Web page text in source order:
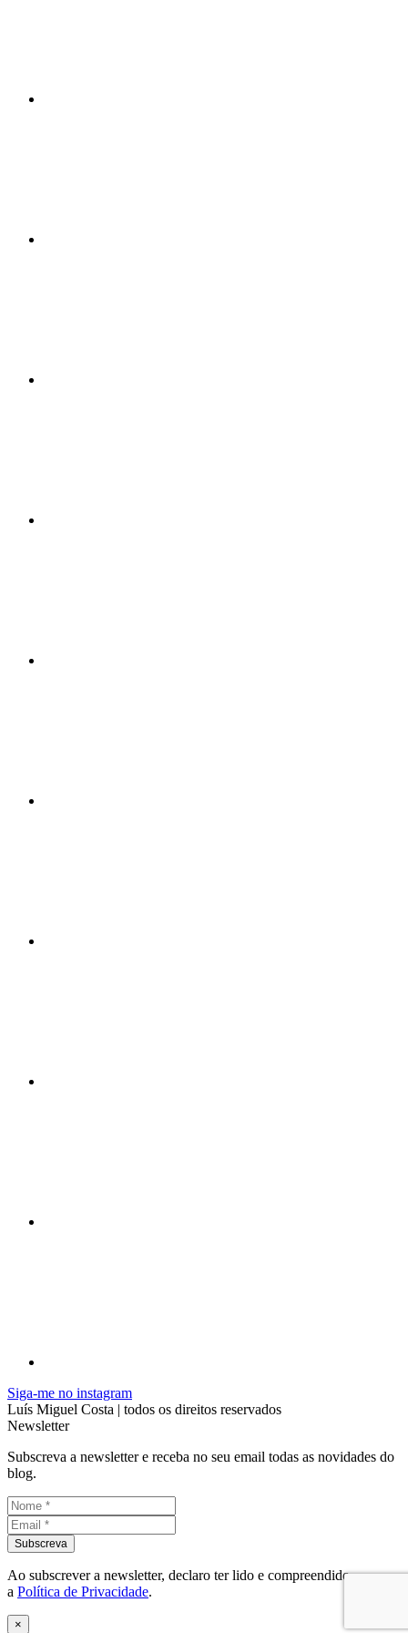
Siga-me no instagram
Luís Miguel Costa | todos os direitos reservados
Newsletter
Subscreva a newsletter e receba no seu email todas as novidades do
blog.
Ao subscrever a newsletter, declaro ter lido e compreendido
a Política de Privacidade.
×